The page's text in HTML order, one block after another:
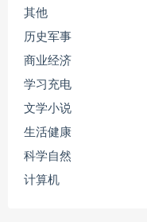
其他
历史军事
商业经济
学习充电
文学小说
生活健康
科学自然
计算机